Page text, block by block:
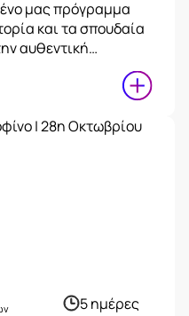
μας πρόγραμμα
και τα σπουδαία
αυθεντική…
5 ημέρες